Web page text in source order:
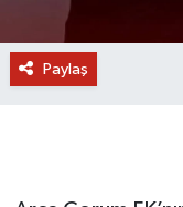
Paylaş